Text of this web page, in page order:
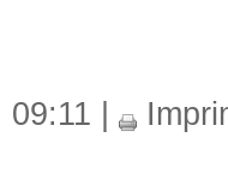
09:11 |